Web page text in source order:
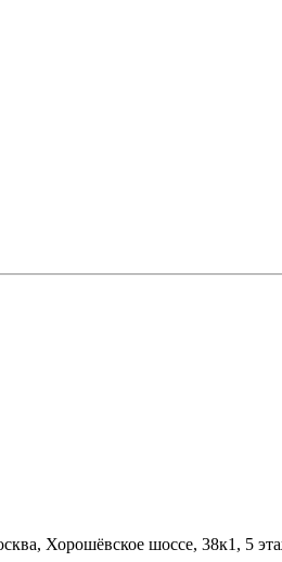
Хорошёвское шоссе, 38к1, 5